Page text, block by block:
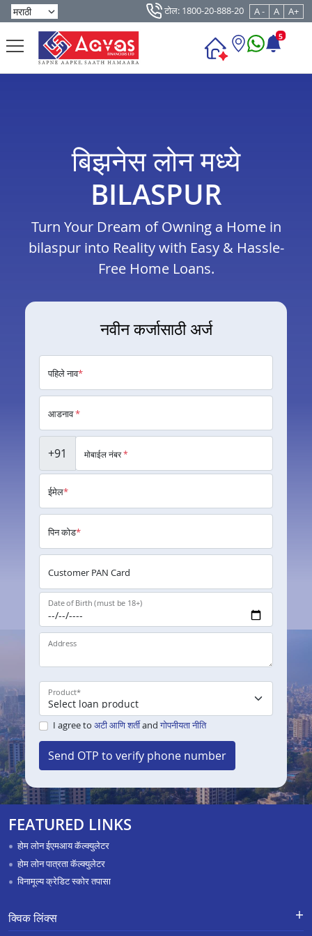
टोल: 1800-20-888-20 A - A A+
5
बिझनेस लोन मध्ये
BILASPUR
Turn Your Dream of Owning a Home in
bilaspur into Reality with Easy & Hassle-
Free Home Loans.
नवीन कर्जासाठी अर्ज
पहिले नाव*
आडनाव*
+91 मोबाईल नंबर*
ईमेल*
पिन कोड*
Customer PAN Card
Date of Birth (must be 18+)
Address
Product*
I agree to अटी आणि शर्तीand गोपनीयता नीति
Send OTP to verify phone number
FEATURED LINKS
होम लोन ईएमआय कॅल्क्युलेटर
होम लोन पात्रता कॅल्क्युलेटर
विनामूल्य क्रेडिट स्कोर तपासा
क्विक लिंक्स